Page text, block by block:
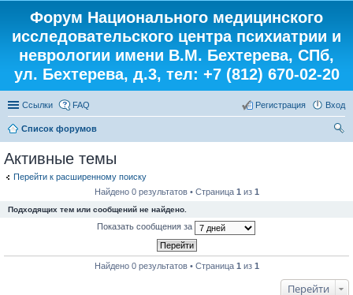
Форум Национального медицинского
исследовательского центра психиатрии и
неврологии имени В.М. Бехтерева, СПб,
ул. Бехтерева, д.3, тел: +7 (812) 670-02-20
Ссылки FAQ Вход
Регистрация
Список форумов
Активные темы
Перейти к расширенному поиску
Найдено 0 результатов • Страница 1 из 1
Подходящих тем или сообщений не найдено.
Показать сообщения за
Найдено 0 результатов • Страница 1 из 1
Перейти